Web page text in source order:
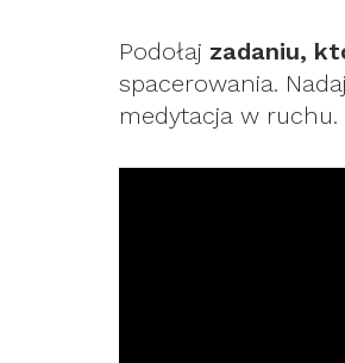
Podołaj zadaniu,
spacerowania.
medytacja w ruchu.